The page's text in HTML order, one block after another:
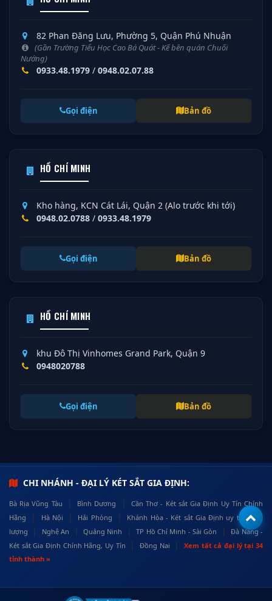
82 Phan Đăng Lưu, Phường 5, Quận Phú Nhuận
(Gần Trường Tiểu Học Cao Bá Quát - Kế bên quán Chuối
Nướng)
0933.48.1979 / 0948.02.07.88
Gọi điện Bản đồ
HỒ CHÍ MINH
Kho hàng, KCN Cát Lái, Quận 2 (Alo trước khi tới)
0948.02.0788 / 0933.48.1979
Gọi điện Bản đồ
HỒ CHÍ MINH
khu Đô Thị Vinhomes Grand Park, Quận 9
0948020788
Gọi điện Bản đồ
CHI NHÁNH - ĐẠI LÝ KÉT SẮT GIA ĐỊNH:
Bà Rịa Vũng Tàu | Bình Dương |
Cần Thơ - Két sắt Gia Định Uy Tín Chính
Hãng
| Hà Nội | Hải Phòng |
Khánh Hòa - Két sắt Gia Định uy tín, chất
lượng
| Nghệ An | Quảng Ninh | TP Hồ Chí Minh - Sài Gòn |
Đà Nẵng -
Két sắt Gia Định Chính Hãng, Uy Tín
| Đồng Nai |
Xem tất cả đại lý tại 34
tỉnh thành »